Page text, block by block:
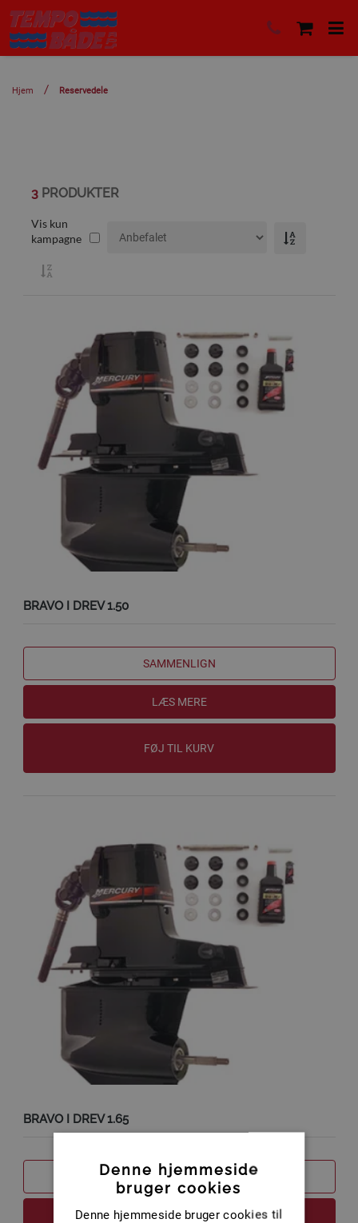
Hjem Reservedele
3PRODUKTER
Vis kun
kampagne
BRAVO I DREV 1.50
SAMMENLIGN
LÆS MERE
FØJ TIL KURV
BRAVO I DREV 1.65
SAMMENLIGN
LÆS MERE
Denne hjemmeside
bruger cookies
Denne hjemmeside bruger cookies til